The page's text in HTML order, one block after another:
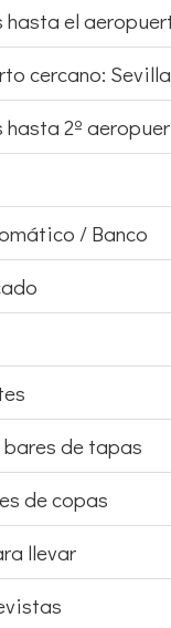
cercano:
2º
/ Banco
de tapas
de copas
llevar
horario